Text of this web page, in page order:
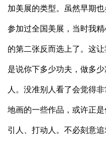
加美展的类型。虽然早期
参加过全国美展，当时我
的第二张反而选上了。这
是说你下多少功夫，做多
人。没准别人看了会觉得
地画的一些作品，或许正
引人、打动人。不必刻意